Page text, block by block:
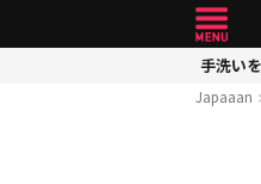
手洗い
Japaaan